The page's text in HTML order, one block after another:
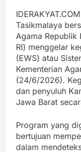
Tasikmalaya
Agama Republik
RI) menggelar
(EWS) atau
Kementerian
(24/6/2026).
dan penyuluh
Jawa Barat
Program yang
bertujuan
dalam